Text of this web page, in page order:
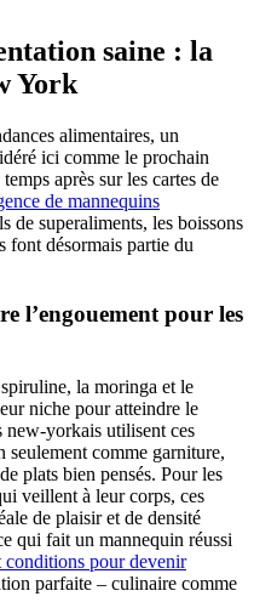
saine : la
York
alimentaires, un
ici comme le prochain
après sur les cartes de
de mannequins
de superaliments, les boissons
font désormais partie du
l’engouement pour les
la moringa et le
niche pour atteindre le
new-yorkais utilisent ces
seulement comme garniture,
plats bien pensés. Pour les
veillent à leur corps, ces
de plaisir et de densité
qui fait un mannequin réussi
conditions pour devenir
parfaite – culinaire comme